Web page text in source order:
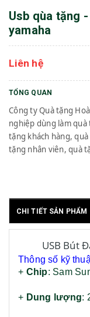
Usb qùa tặng
yamaha
Liên hệ
TỔNG QUAN
Công ty Quà tặng
nghiệp dùng làm
tặng khách hàng,
tặng nhân viên, quà
CHI TIẾT SẢN PHẨM
USB Bút
Thông số kỹ
+ Chip: Sam
+ Dung lượng: